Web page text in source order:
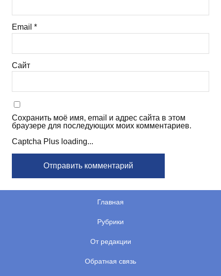
Email *
Сайт
Сохранить моё имя, email и адрес сайта в этом
браузере для последующих моих комментариев.
Captcha Plus loading...
Главная
Рубрики
От редакции
Обратная связь